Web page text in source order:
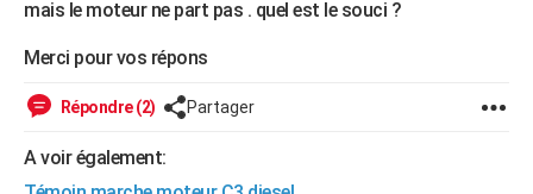
Forum
Aménagement intérieur
Extérieur
Cuisine
Salle de bains
Jardinage
Rangement
Guides de France
Escapades
Patrimoine
Expositions
Week-end nature
Art de vivre
Bien-être
Loisirs
Mode
Modes de vie
Alimentation
Guide de la santé
Maladies
Médicaments
Sommeil
mais le moteur ne part pas . quel est le souci ?
Merci pour vos répons
Répondre (2) Partager
A voir également: